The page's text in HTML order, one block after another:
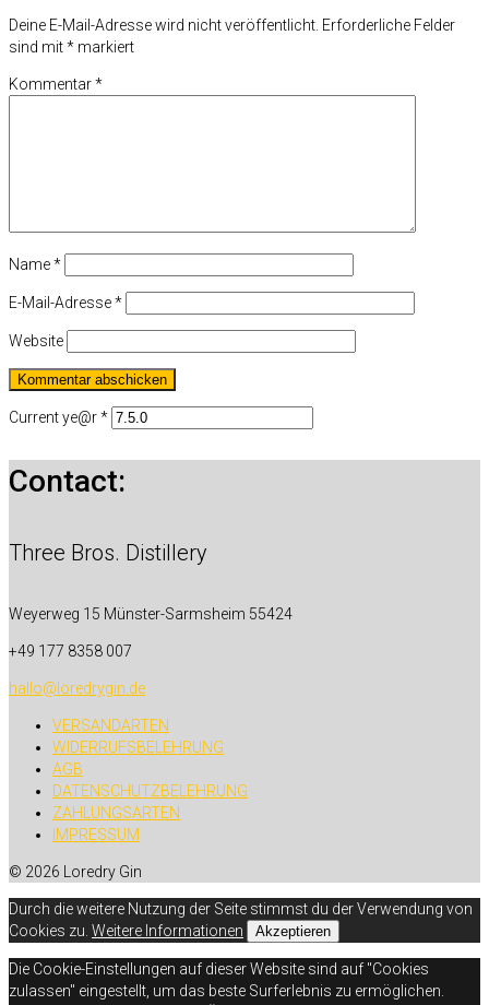
Deine E-Mail-Adresse wird nicht veröffentlicht. Erforderliche Felder
sind mit* markiert
Kommentar*
Name*
E-Mail-Adresse*
Website
Current ye@r*
Contact:
Three Bros. Distillery
Weyerweg 15 Münster-Sarmsheim 55424
+49 177 8358 007
hallo@loredrygin.de
VERSANDARTEN
WIDERRUFSBELEHRUNG
AGB
DATENSCHUTZBELEHRUNG
ZAHLUNGSARTEN
IMPRESSUM
© 2026 Loredry Gin
Durch die weitere Nutzung der Seite stimmst du der Verwendung von
Cookies zu. Weitere Informationen Akzeptieren
Die Cookie-Einstellungen auf dieser Website sind auf "Cookies
zulassen" eingestellt, um das beste Surferlebnis zu ermöglichen.